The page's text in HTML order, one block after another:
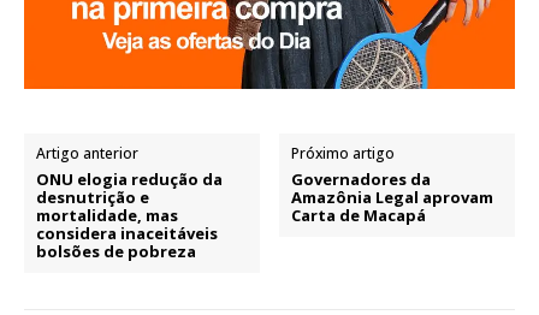
Artigo anterior
ONU elogia redução da
desnutrição e
mortalidade, mas
considera inaceitáveis
bolsões de pobreza
Próximo artigo
Governadores da
Amazônia Legal aprovam
Carta de Macapá